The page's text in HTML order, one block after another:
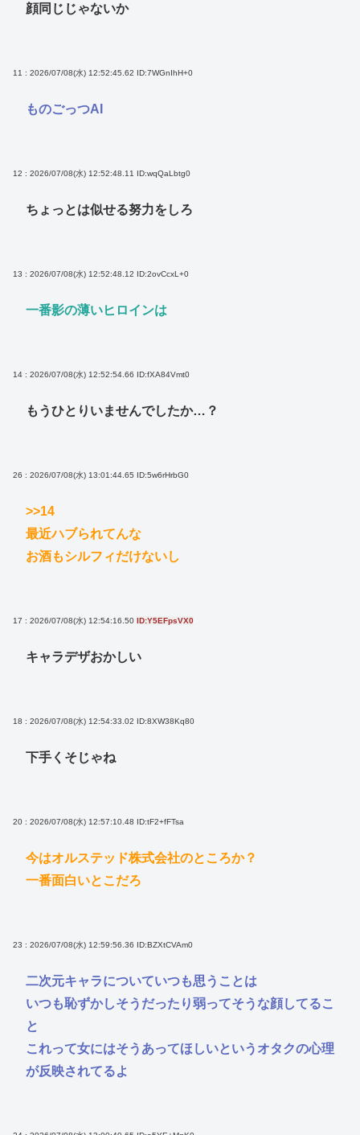
顔同じじゃないか
11 : 2026/07/08(水) 12:52:45.62 ID:7WGnIhH+0
ものごっつAI
12 : 2026/07/08(水) 12:52:48.11 ID:wqQaLbtg0
ちょっとは似せる努力をしろ
13 : 2026/07/08(水) 12:52:48.12 ID:2ovCcxL+0
一番影の薄いヒロインは
14 : 2026/07/08(水) 12:52:54.66 ID:fXA84Vmt0
もうひとりいませんでしたか…？
26 : 2026/07/08(水) 13:01:44.65 ID:5w6rHrbG0
>>14
最近ハブられてんな
お酒もシルフィだけないし
17 : 2026/07/08(水) 12:54:16.50 ID:Y5EFpsVX0
キャラデザおかしい
18 : 2026/07/08(水) 12:54:33.02 ID:8XW38Kq80
下手くそじゃね
20 : 2026/07/08(水) 12:57:10.48 ID:tF2+fFTsa
今はオルステッド株式会社のところか？
一番面白いとこだろ
23 : 2026/07/08(水) 12:59:56.36 ID:BZXtCVAm0
二次元キャラについていつも思うことは
いつも恥ずかしそうだったり弱ってそうな顔してるこ
と
これって女にはそうあってほしいというオタクの心理
が反映されてるよ